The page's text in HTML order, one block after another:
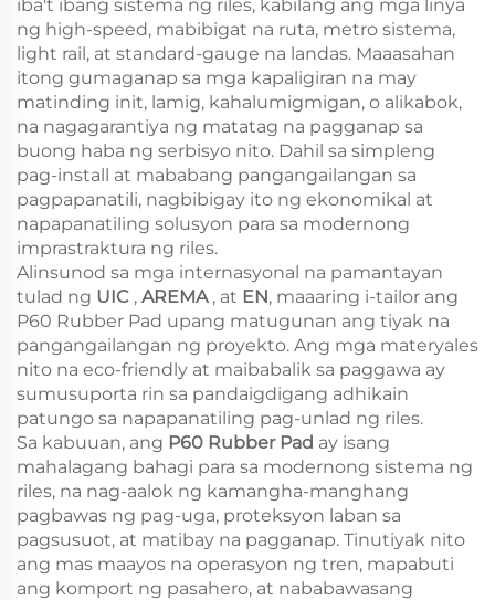
iba't ibang sistema ng riles, kabilang ang mga linya
ng high-speed, mabibigat na ruta, metro sistema,
light rail, at standard-gauge na landas. Maaasahan
itong gumaganap sa mga kapaligiran na may
matinding init, lamig, kahalumigmigan, o alikabok,
na nagagarantiya ng matatag na pagganap sa
buong haba ng serbisyo nito. Dahil sa simpleng
pag-install at mababang pangangailangan sa
pagpapanatili, nagbibigay ito ng ekonomikal at
napapanatiling solusyon para sa modernong
imprastraktura ng riles.
Alinsunod sa mga internasyonal na pamantayan
tulad ng UIC , AREMA , at EN, maaaring i-tailor ang
P60 Rubber Pad upang matugunan ang tiyak na
pangangailangan ng proyekto. Ang mga materyales
nito na eco-friendly at maibabalik sa paggawa ay
sumusuporta rin sa pandaigdigang adhikain
patungo sa napapanatiling pag-unlad ng riles.
Sa kabuuan, ang P60 Rubber Pad ay isang
mahalagang bahagi para sa modernong sistema ng
riles, na nag-aalok ng kamangha-manghang
pagbawas ng pag-uga, proteksyon laban sa
pagsusuot, at matibay na pagganap. Tinutiyak nito
ang mas maayos na operasyon ng tren, mapabuti
ang komport ng pasahero, at nababawasang